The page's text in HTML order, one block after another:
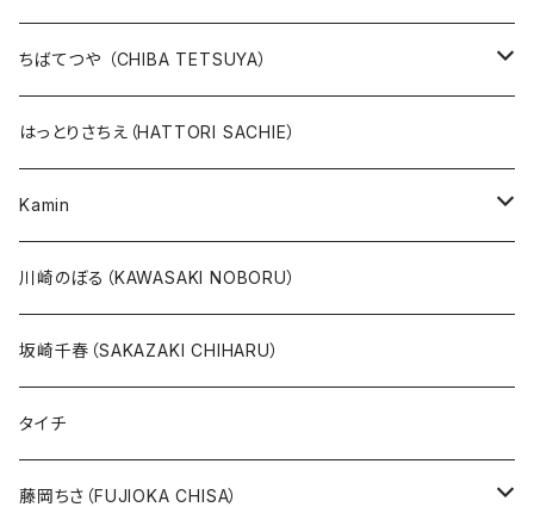
版画
10万未満
20万未満
本、カレンダー
イバラード新作版画2026
版画
鉄腕アトム
ジャングル大帝
人気作品TOP10
ちばてつや （CHIBA TETSUYA）
版画
あしたのジョー
その他
人気作品TOP5
はっとりさちえ（HATTORI SACHIE）
Kamin
版画
川崎のぼる（KAWASAKI NOBORU）
坂崎千春（SAKAZAKI CHIHARU）
タイチ
藤岡ちさ（FUJIOKA CHISA）